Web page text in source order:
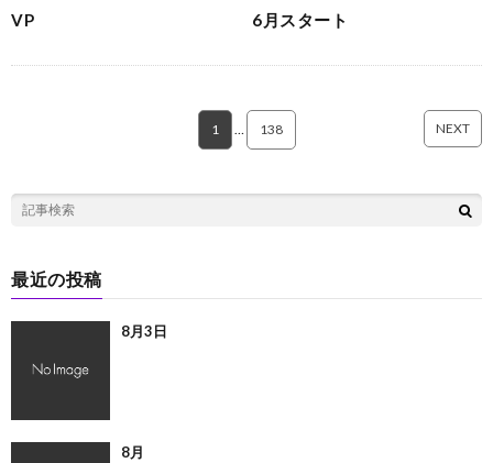
VP 6月スタート
1 138 NEXT
最近の投稿
8月3日
8月